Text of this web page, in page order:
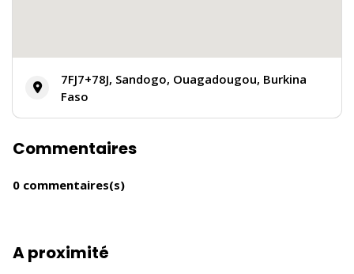
7FJ7+78J, Sandogo, Ouagadougou, Burkina
Faso
Commentaires
0 commentaires(s)
A proximité